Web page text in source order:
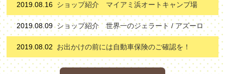
2019.08.16 ショップ紹介 マイアミ浜オートキャンプ場
2019.08.09 ショップ紹介 世界一のジェラート / アズーロ
2019.08.02 お出かけの前には自動車保険のご確認を！